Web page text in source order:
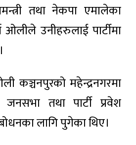
तथा नेकपा एमालेका
ओलीले उनीहरुलाई पार्टीमा
कञ्चनपुरको महेन्द्रनगरमा
तथा पार्टी प्रवेश
लागि पुगेका थिए।